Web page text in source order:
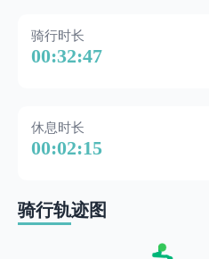
骑行时长
00:32:47
休息时长
00:02:15
骑行轨迹图